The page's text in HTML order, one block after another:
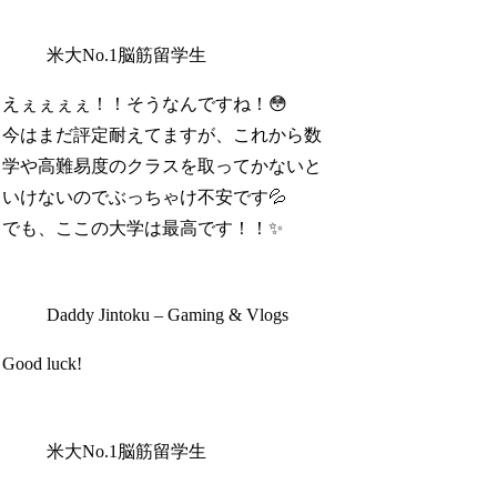
米大No.1脳筋留学生
えぇぇぇぇ！！そうなんですね！😳
今はまだ評定耐えてますが、これから数
学や高難易度のクラスを取ってかないと
いけないのでぶっちゃけ不安です💦
でも、ここの大学は最高です！！✨
Daddy Jintoku – Gaming & Vlogs
Good luck!
米大No.1脳筋留学生